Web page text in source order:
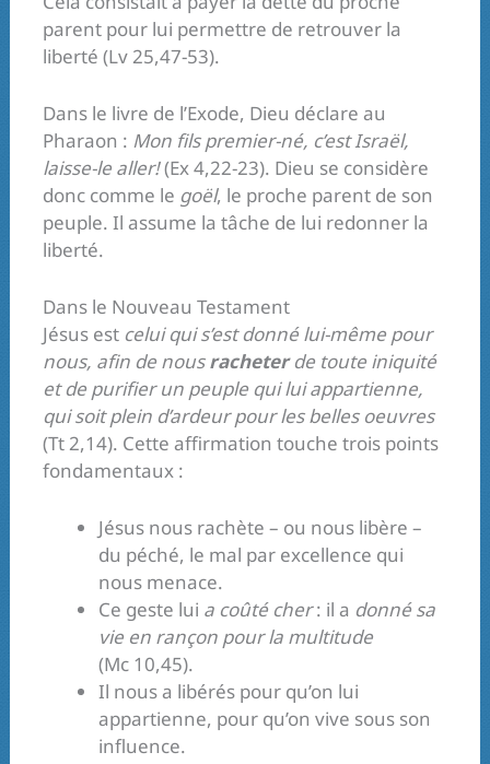
parent pour lui permettre de retrouver la
liberté (Lv 25,47-53).
Dans le livre de l’Exode, Dieu déclare au
Pharaon : Mon fils premier-né, c’est Israël,
laisse-le aller!(Ex 4,22-23). Dieu se considère
donc comme le goël, le proche parent de son
peuple. Il assume la tâche de lui redonner la
liberté.
Dans le Nouveau Testament
Jésus est celui qui s’est donné lui-même pour
nous, afin de nousracheterde toute iniquité
et de purifier un peuple qui lui appartienne,
qui soit plein d’ardeur pour les belles oeuvres
(Tt 2,14). Cette affirmation touche trois points
fondamentaux :
Jésus nous rachète – ou nous libère –
du péché, le mal par excellence qui
nous menace.
Ce geste lui a coûté cher: il a donné sa
vie en rançon pour la multitude
(Mc 10,45).
Il nous a libérés pour qu’on lui
appartienne, pour qu’on vive sous son
influence.